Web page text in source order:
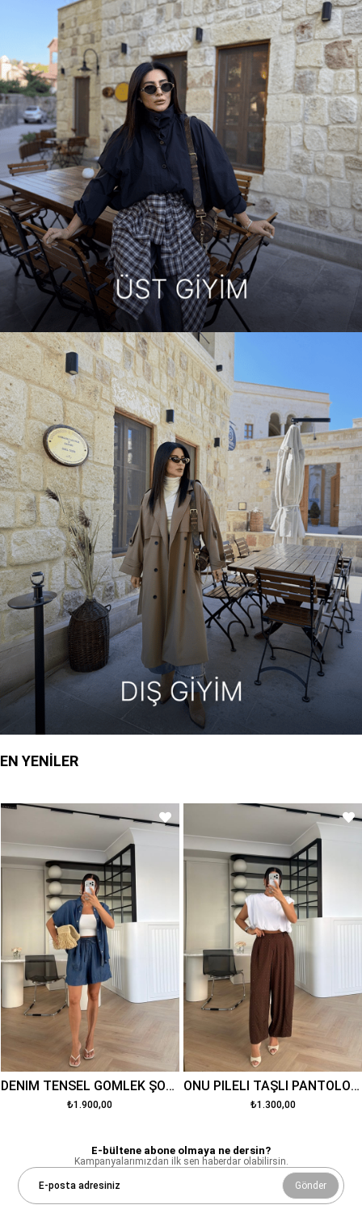
EN YENİLER
DENİM TENSEL GÖMLEK ŞORT TAKIM KOYU MAVİ
₺1.900,00
ÖNÜ PİLELİ TAŞLI PANTOLON KAHVE
₺1.300,00
E-bültene abone olmaya ne dersin?
Kampanyalarımızdan ilk sen haberdar olabilirsin.
Gönder